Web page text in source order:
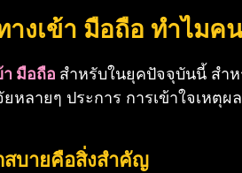
งเข้า มือถือ ทำไมค
มือถือ สำหรับในยุคปัจจุบันนี้ สำ
หลายๆ ประการ การเข้าใจเหตุ
สบายคือสิ่งสำคัญ